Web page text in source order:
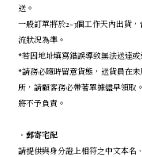
送。
一般訂單將於2-3個工作天內出貨
流狀況為準。
*若因地址填寫錯誤導致無法送達
*請務必隨時留意貨態，送貨員在
所，請顧客務必帶著單據儘早領取
將不予負責。
． 郵寄宅配
請提供與身分證上相符之中文本名